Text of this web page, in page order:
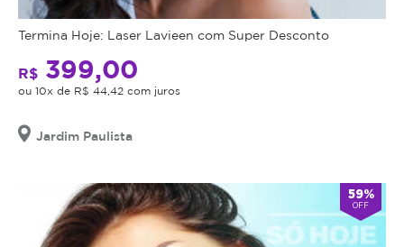
Termina Hoje: Laser Lavieen com Super Desconto
R$ 399,00
ou 10x de R$ 44,42 com juros
Jardim Paulista
59%
OFF